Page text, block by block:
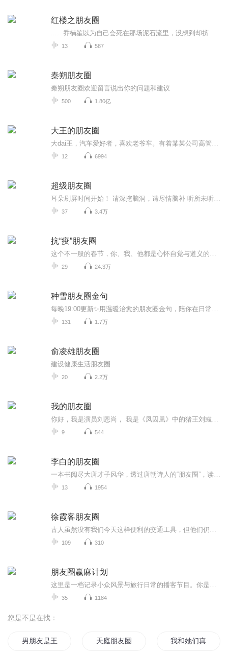
红楼之朋友圈
13 587
秦朔朋友圈
秦朔朋友圈欢迎留言说出你的问题和建议
500 1.80亿
大王的朋友圈
12 6994
超级朋友圈
37 3.4万
抗“疫”朋友圈
29 24.3万
种雪朋友圈金句
131 1.7万
俞凌雄朋友圈
建设健康生活朋友圈
20 2.2万
我的朋友圈
9 544
李白的朋友圈
13 1954
徐霞客朋友圈
109 310
朋友圈赢麻计划
35 1184
您是不是在找：
男朋友是王者大神 天庭朋友圈 我和她们真的只